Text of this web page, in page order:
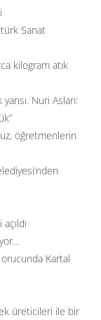
Sanat
kilogram atık
Nuri Aslan:
öğretmenlerin
Kartal
üreticileri ile bir